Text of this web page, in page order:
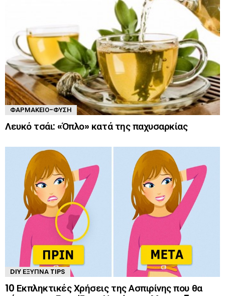
ΦΑΡΜΑΚΕΊΟ-ΦΎΣΗ
Λευκό τσάι: «Όπλο» κατά της παχυσαρκίας
DIY ΈΞΥΠΝΑ TIPS
10 Εκπληκτικές Χρήσεις της Ασπιρίνης που θα